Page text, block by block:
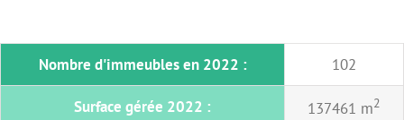
Nombre d'immeubles en 2022 : 102
Surface gérée 2022 : 137461 m2